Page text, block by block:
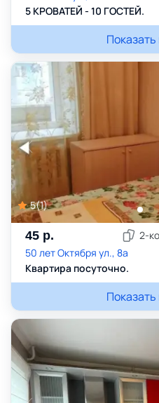
5 КРОВАТЕЙ - 10 ГОСТЕЙ.
Показать
5(1)
45 р. 2-
50 лет Октября ул., 8а
Квартира посуточно.
Показать